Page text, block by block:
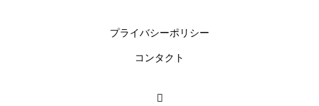
プライバシーポリシー
コンタクト